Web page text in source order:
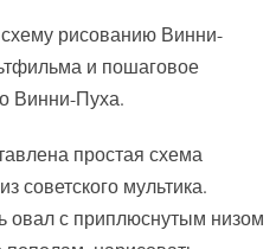
рисованию Винни-
и пошаговое
Винни-Пуха.
простая схема
советского мультика.
овал с приплюснутым низом